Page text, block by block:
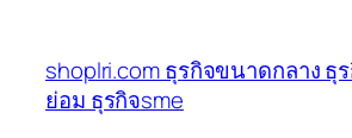
เนื้อหา
shoplri.com ธุรกิจขนาดกลาง ธุ
ย่อม ธุรกิจsme